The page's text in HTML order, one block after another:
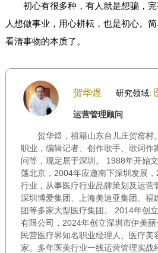
初心有很多种，有人就是想骗，完
人想做事业，用心耕耘，也是初心。
看清事物的本质了。
贺华煜 研究领域:
运营管理顾问
贺华煜，祖籍山东台儿庄贺窑村
职业，编辑记者、创作歌手、歌词作
问等，现定居于深圳。 1988年开始
荡北京，2004年应邀南下深圳发展
行业，从事医疗行业品牌策划及运营
深圳博爱集团、上海美迪亚集团、福
团等多家大型医疗集团。 2014年创
有限公司，2024年创立深圳市伊美丽
民营医疗界知名职业经理人、医疗美
家。多年医美行业一线运营管理实战